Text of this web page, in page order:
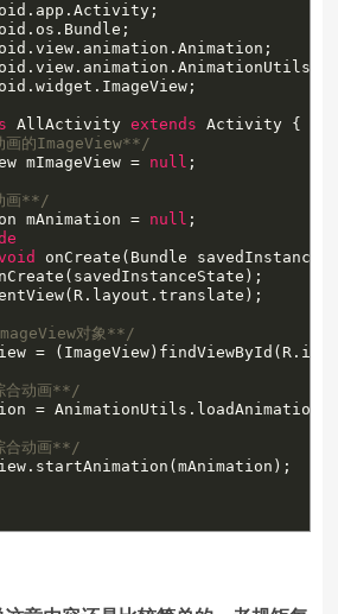
AllActivity extends Activity {
画的ImageView**/
mImageView =
null ;
画**/
mAnimation =
null ;
onCreate(Bundle
对象**/
合动画**/
= AnimationUtils.loadAnimation(
合动画**/